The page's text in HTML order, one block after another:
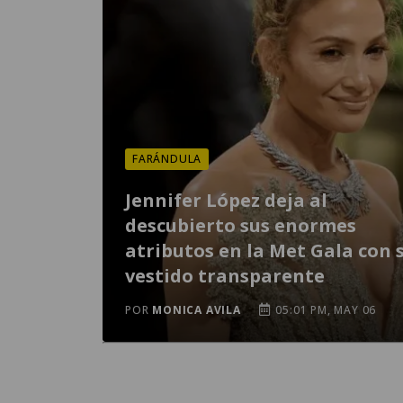
FARÁNDULA
Jennifer López deja al
descubierto sus enormes
atributos en la Met Gala con
vestido transparente
POR MONICA AVILA 05:01 PM, MAY 06